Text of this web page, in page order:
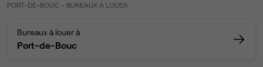
PORT-DE-BOUC - BUREAUX À LOUER
Bureaux à louer à
Port-de-Bouc